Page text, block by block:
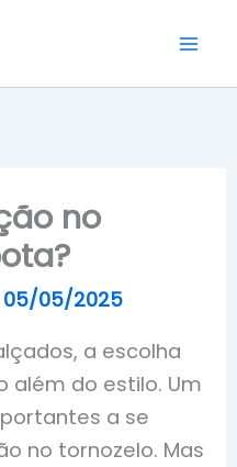
no
05/05/2025
a escolha
além do estilo. Um
a se
no tornozelo. Mas